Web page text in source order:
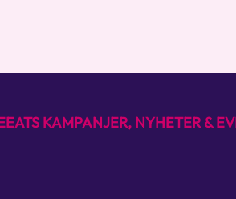
KAMPANJER, NYHETER &